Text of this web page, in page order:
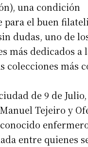
una condición
para el buen
dudas, uno de
más dedicados a
colecciones más
de 9 de
Tejeiro y
entre quienes